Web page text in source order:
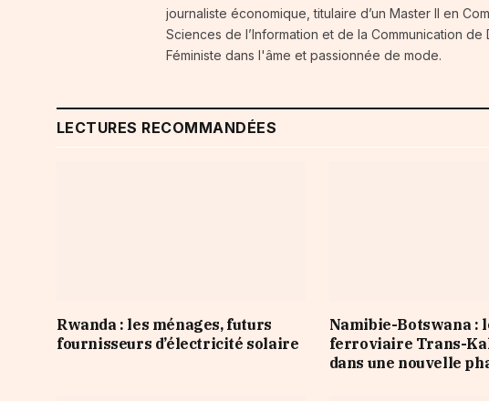
journaliste économique, titulaire d’un Master II en
Sciences de l’Information et de la Communication
Féministe dans l'âme et passionnée de mode.
LECTURES RECOMMANDÉES
Rwanda : les ménages, futurs
fournisseurs d’électricité solaire
Namibie-Botswana :
ferroviaire Trans-
dans une nouvelle